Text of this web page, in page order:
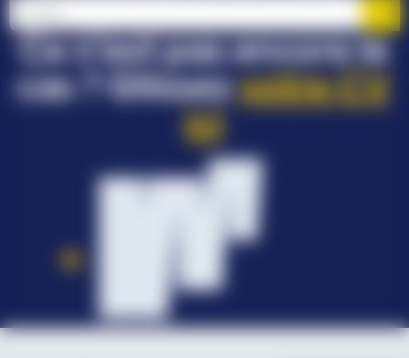
Ce n’est pas encore le
cas ? Glissezvotre CV
ici